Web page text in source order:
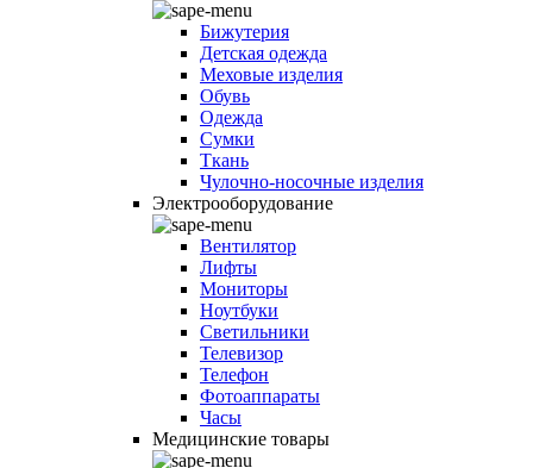
Бижутерия
Детская одежда
Меховые изделия
Обувь
Одежда
Сумки
Ткань
Чулочно-носочные изделия
Электрооборудование
Вентилятор
Лифты
Мониторы
Ноутбуки
Светильники
Телевизор
Телефон
Фотоаппараты
Часы
Медицинские товары